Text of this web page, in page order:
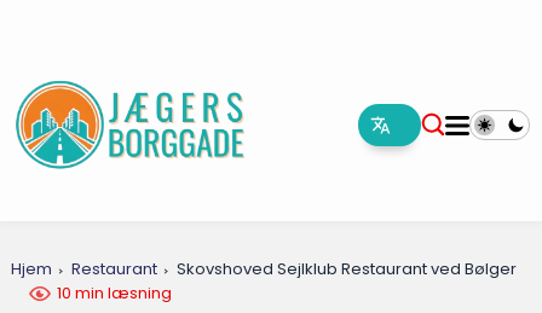
Hjem Restaurant
Skovshoved Sejlklub Restaurant ved Bølger
10 min læsning